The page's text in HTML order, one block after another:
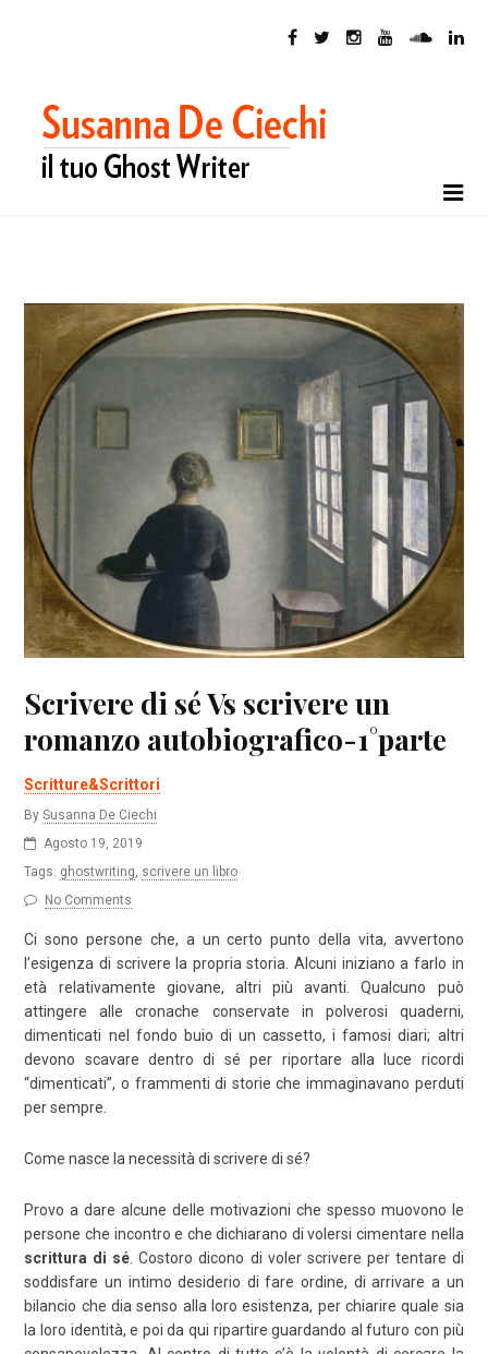
Scrivere di sé Vs scrivere un
romanzo autobiografico-1°parte
Scritture&Scrittori
BySusanna De Ciechi
Agosto 19, 2019
Tags: ghostwriting, scrivere un libro
No Comments
Ci sono persone che, a un certo punto della vita, avvertono
l’esigenza di scrivere la propria storia. Alcuni iniziano a farlo in
età relativamente giovane, altri più avanti. Qualcuno può
attingere alle cronache conservate in polverosi quaderni,
dimenticati nel fondo buio di un cassetto, i famosi diari; altri
devono scavare dentro di sé per riportare alla luce ricordi
“dimenticati”, o frammenti di storie che immaginavano perduti
per sempre.
Come nasce la necessità di scrivere di sé?
Provo a dare alcune delle motivazioni che spesso muovono le
persone che incontro e che dichiarano di volersi cimentare nella
scrittura di sé. Costoro dicono di voler scrivere per tentare di
soddisfare un intimo desiderio di fare ordine, di arrivare a un
bilancio che dia senso alla loro esistenza, per chiarire quale sia
la loro identità, e poi da qui ripartire guardando al futuro con più